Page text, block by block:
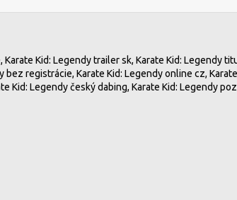
Kid: Legendy trailer sk, Karate Kid: Legendy
registrácie, Karate Kid: Legendy online cz,
Kid: Legendy český dabing, Karate Kid: Legendy